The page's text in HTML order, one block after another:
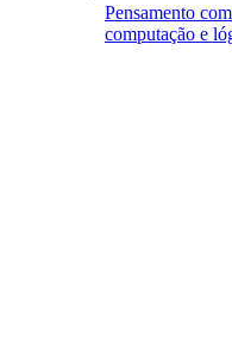
Pensamento
computação e